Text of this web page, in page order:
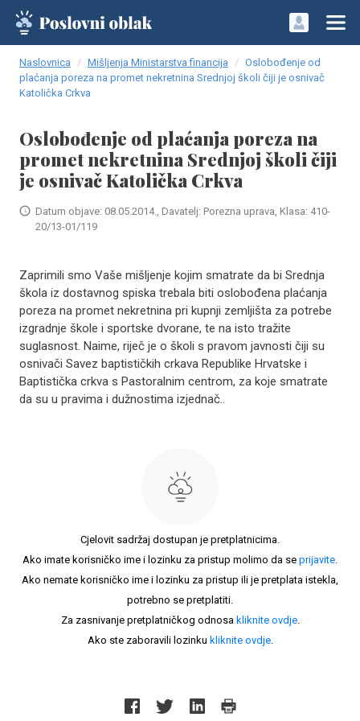
Naslovnica Mišljenja Ministarstva financija
Oslobođenje od
plaćanja poreza na promet nekretnina Srednjoj školi čiji je osnivač
Katolička Crkva
Oslobođenje od plaćanja poreza na
promet nekretnina Srednjoj školi čiji
je osnivač Katolička Crkva
Datum objave: 08.05.2014., Davatelj: Porezna uprava, Klasa: 410-
20/13-01/119
Zaprimili smo Vaše mišljenje kojim smatrate da bi Srednja
škola iz dostavnog spiska trebala biti oslobođena plaćanja
poreza na promet nekretnina pri kupnji zemljišta za potrebe
izgradnje škole i sportske dvorane, te na isto tražite
suglasnost. Naime, riječ je o školi s pravom javnosti čiji su
osnivači Savez baptističkih crkava Republike Hrvatske i
Baptistička crkva s Pastoralnim centrom, za koje smatrate
da su u pravima i dužnostima izjednač..
Cjelovit sadržaj dostupan je pretplatnicima.
Ako imate korisničko ime i lozinku za pristup molimo da se prijavite.
Ako nemate korisničko ime i lozinku za pristup ili je pretplata istekla,
potrebno se pretplatiti.
Za zasnivanje pretplatničkog odnosa kliknite ovdje.
Ako ste zaboravili lozinku kliknite ovdje.